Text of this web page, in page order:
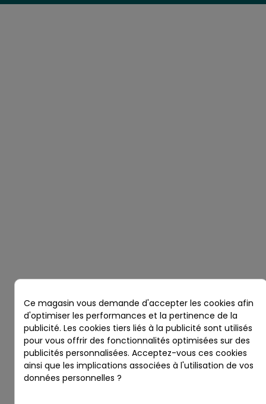
Ce magasin vous demande d'accepter les cookies afin
d'optimiser les performances et la pertinence de la
publicité. Les cookies tiers liés à la publicité sont utilisés
pour vous offrir des fonctionnalités optimisées sur des
publicités personnalisées. Acceptez-vous ces cookies
ainsi que les implications associées à l'utilisation de vos
données personnelles ?